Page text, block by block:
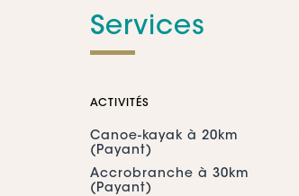
Services
ACTIVITÉS
Canoe-kayak à 20km
(Payant)
Accrobranche à 30km
(Payant)